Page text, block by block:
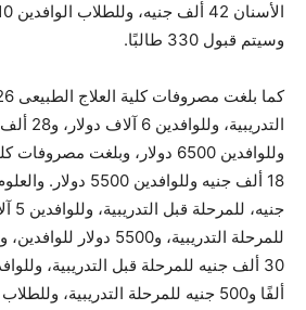
وسيتم قبول 330 طالبًا.
وللوافدين 6500 دولار، وبلغت
للمرحلة التدريبية،